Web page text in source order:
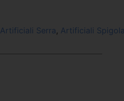
Artificiali Serra, Artificiali Spigola